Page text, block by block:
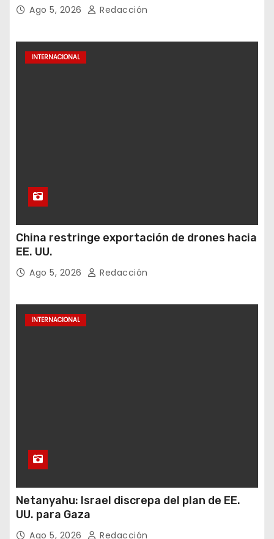
Ago 5, 2026 Redacción
INTERNACIONAL
China restringe exportación de drones hacia
EE. UU.
Ago 5, 2026 Redacción
INTERNACIONAL
Netanyahu: Israel discrepa del plan de EE.
UU. para Gaza
Ago 5, 2026 Redacción